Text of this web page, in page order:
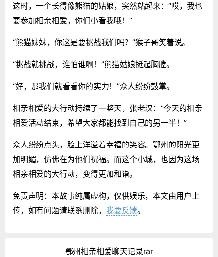
这时，一个长得像熊猫的姑娘，突然站起来：“哎，我也
要参加相亲相爱，你们小看我哦！”
“熊猫妹妹，你这是要挑战我们吗？”猴子哥笑着说。
“挑战就挑战，谁怕谁啊！”熊猫姑娘挺起胸膛。
“好，那我们就看看你的实力！”众人纷纷鼓掌。
相亲相爱的大行动持续了一整天，张老汉：“今天的相亲
相爱活动结束，希望大家都能找到自己的另一半！”
众人纷纷点头，脸上洋溢着幸福的笑容。鄂州的阳光更
加明媚，仿佛在为他们祝福。而这个小城，也因为这场
相亲相爱的大行动，变得更加和谐。
免责声明：本故事纯属虚构，仅供娱乐，本文由用户上
传，如有问题请联系删除， 我要反馈。
鄂州相亲相爱聊天记录rar